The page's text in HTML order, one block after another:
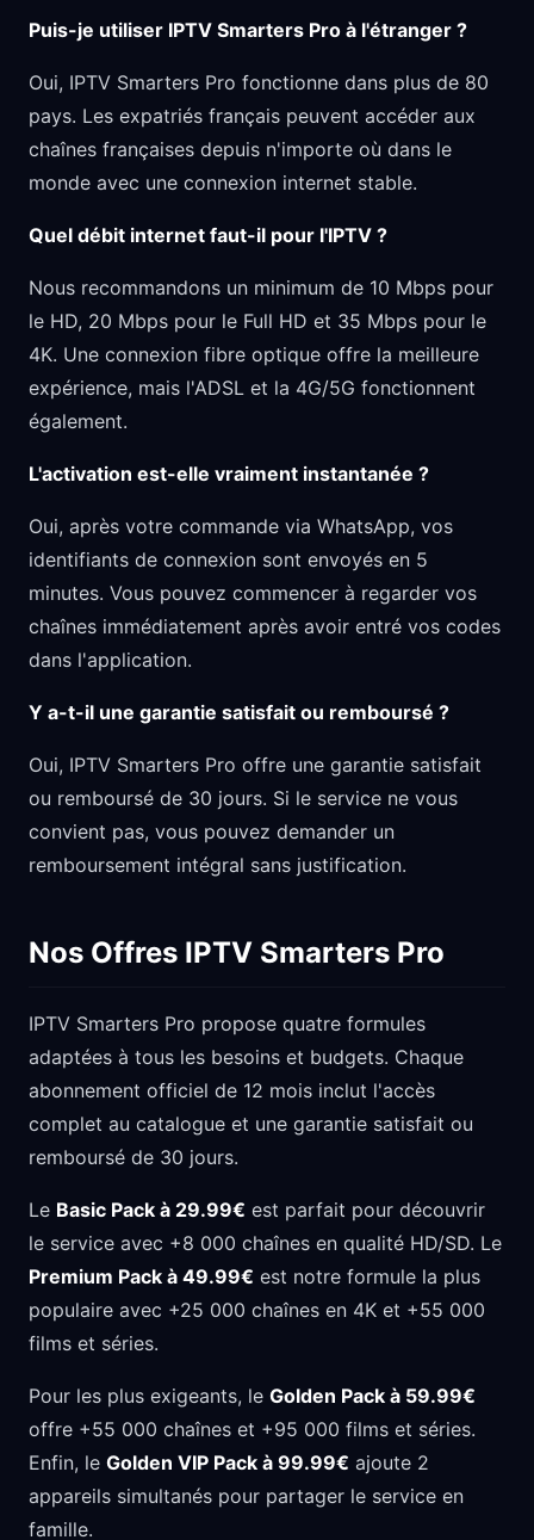
Puis-je utiliser IPTV Smarters Pro à l'étranger ?
Oui, IPTV Smarters Pro fonctionne dans plus de 80
pays. Les expatriés français peuvent accéder aux
chaînes françaises depuis n'importe où dans le
monde avec une connexion internet stable.
Quel débit internet faut-il pour l'IPTV ?
Nous recommandons un minimum de 10 Mbps pour
le HD, 20 Mbps pour le Full HD et 35 Mbps pour le
4K. Une connexion fibre optique offre la meilleure
expérience, mais l'ADSL et la 4G/5G fonctionnent
également.
L'activation est-elle vraiment instantanée ?
Oui, après votre commande via WhatsApp, vos
identifiants de connexion sont envoyés en 5
minutes. Vous pouvez commencer à regarder vos
chaînes immédiatement après avoir entré vos codes
dans l'application.
Y a-t-il une garantie satisfait ou remboursé ?
Oui, IPTV Smarters Pro offre une garantie satisfait
ou remboursé de 30 jours. Si le service ne vous
convient pas, vous pouvez demander un
remboursement intégral sans justification.
Nos Offres IPTV Smarters Pro
IPTV Smarters Pro propose quatre formules
adaptées à tous les besoins et budgets. Chaque
abonnement officiel de 12 mois inclut l'accès
complet au catalogue et une garantie satisfait ou
remboursé de 30 jours.
Le Basic Pack à 29.99€ est parfait pour découvrir
le service avec +8 000 chaînes en qualité HD/SD. Le
Premium Pack à 49.99€ est notre formule la plus
populaire avec +25 000 chaînes en 4K et +55 000
films et séries.
Pour les plus exigeants, le Golden Pack à 59.99€
offre +55 000 chaînes et +95 000 films et séries.
Enfin, le Golden VIP Pack à 99.99€ ajoute 2
appareils simultanés pour partager le service en
famille.